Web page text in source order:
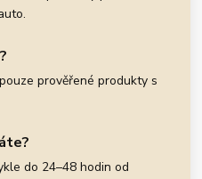
prověřené produkty s
do 24–48 hodin od